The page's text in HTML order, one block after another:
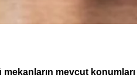
mekanların mevcut konumları